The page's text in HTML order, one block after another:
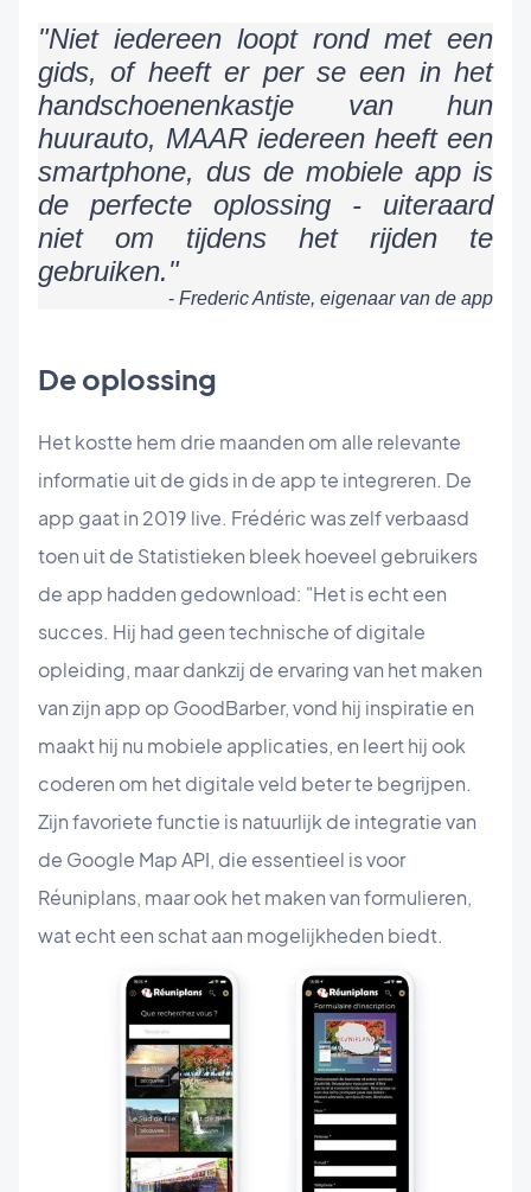
"Niet iedereen loopt rond met een
gids, of heeft er per se een in het
handschoenenkastje van hun
huurauto, MAAR iedereen heeft een
smartphone, dus de mobiele app is
de perfecte oplossing - uiteraard
niet om tijdens het rijden te
gebruiken."
- Frederic Antiste, eigenaar van de app
De oplossing
Het kostte hem drie maanden om alle relevante
informatie uit de gids in de app te integreren. De
app gaat in 2019 live. Frédéric was zelf verbaasd
toen uit de Statistieken bleek hoeveel gebruikers
de app hadden gedownload: "Het is echt een
succes. Hij had geen technische of digitale
opleiding, maar dankzij de ervaring van het maken
van zijn app op GoodBarber, vond hij inspiratie en
maakt hij nu mobiele applicaties, en leert hij ook
coderen om het digitale veld beter te begrijpen.
Zijn favoriete functie is natuurlijk de integratie van
de Google Map API, die essentieel is voor
Réuniplans, maar ook het maken van formulieren,
wat echt een schat aan mogelijkheden biedt.